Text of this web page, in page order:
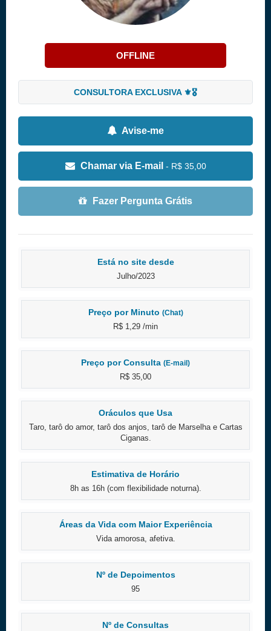
OFFLINE
CONSULTORA EXCLUSIVA ⚜️🎖️
Avise-me
Chamar via E-mail - R$ 35,00
Fazer Pergunta Grátis
Está no site desde
Julho/2023
Preço por Minuto (Chat)
R$ 1,29 /min
Preço por Consulta (E-mail)
R$ 35,00
Oráculos que Usa
Taro, tarô do amor, tarô dos anjos, tarô de Marselha e Cartas
Ciganas.
Estimativa de Horário
8h as 16h (com flexibilidade noturna).
Áreas da Vida com Maior Experiência
Vida amorosa, afetiva.
Nº de Depoimentos
95
Nº de Consultas